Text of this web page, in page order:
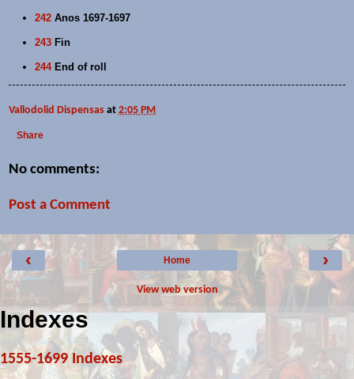
242 Anos 1697-1697
243 Fin
244End of roll
Vallodolid Dispensas at 2:05 PM
Share
No comments:
Post a Comment
‹ ›
Home
View web version
Indexes
1555-1699 Indexes